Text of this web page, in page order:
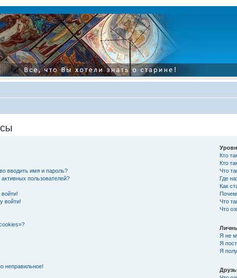
вводить имя и пароль?
пользователей?
войти!
неправильное!
Кто
Кто
Что
Где
Как
Что
Что
Я не
Я
Я